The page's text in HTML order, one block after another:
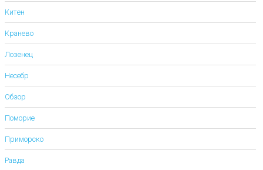
Китен
Кранево
Лозенец
Несебр
Обзор
Поморие
Приморско
Равда